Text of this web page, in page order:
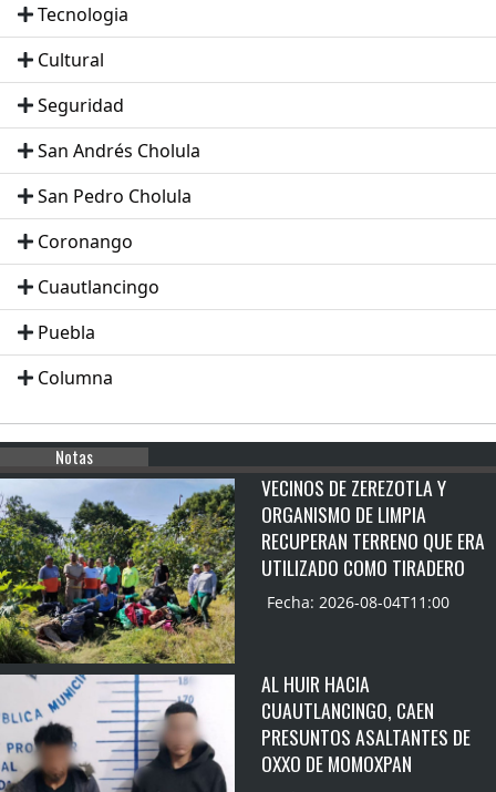
Tecnologia
Cultural
Seguridad
San Andrés Cholula
San Pedro Cholula
Coronango
Cuautlancingo
Puebla
Columna
Notas
VECINOS DE ZEREZOTLA Y
ORGANISMO DE LIMPIA
RECUPERAN TERRENO QUE ERA
UTILIZADO COMO TIRADERO
Fecha: 2026-08-04T11:00
AL HUIR HACIA
CUAUTLANCINGO, CAEN
PRESUNTOS ASALTANTES DE
OXXO DE MOMOXPAN